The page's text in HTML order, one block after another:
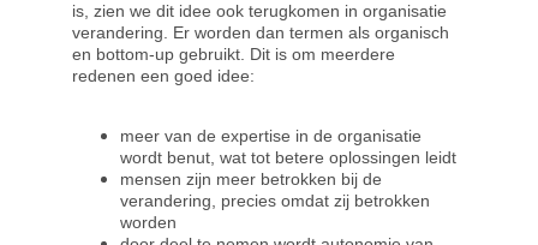
is, zien we dit idee ook terugkomen in organisatie
verandering. Er worden dan termen als organisch
en bottom-up gebruikt. Dit is om meerdere
redenen een goed idee:
meer van de expertise in de organisatie
wordt benut, wat tot betere oplossingen leidt
mensen zijn meer betrokken bij de
verandering, precies omdat zij betrokken
worden